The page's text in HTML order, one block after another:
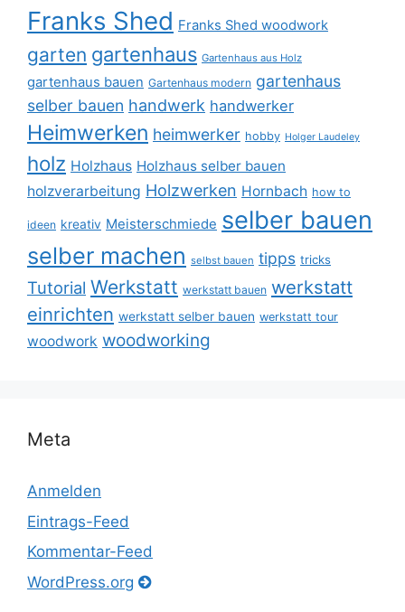
Franks Shed Franks Shed woodwork
garten gartenhaus Gartenhaus aus Holz
gartenhaus bauen Gartenhaus modern gartenhaus
selber bauen handwerk handwerker
Heimwerken heimwerker hobby Holger Laudeley
holz Holzhaus Holzhaus selber bauen
holzverarbeitung Holzwerken Hornbach how to
ideen kreativ Meisterschmiede selber bauen
selber machen selbst bauen tipps tricks
Tutorial Werkstatt werkstatt bauen werkstatt
einrichten werkstatt selber bauen werkstatt tour
woodwork woodworking
Meta
Anmelden
Eintrags-Feed
Kommentar-Feed
WordPress.org